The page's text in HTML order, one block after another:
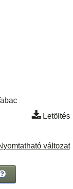
Letöltés
változat